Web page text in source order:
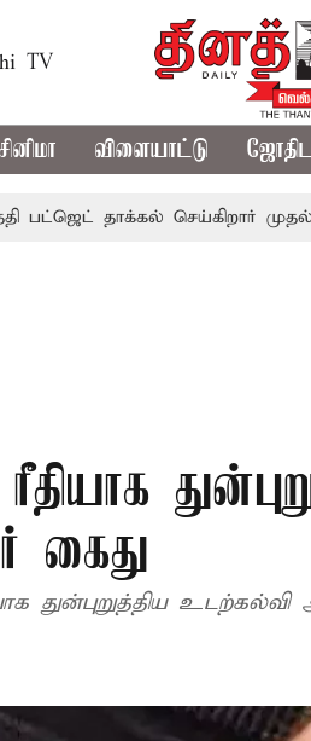
TV
சினிமா விளையாட்டு
தாக்கல் செய்கிறார் முதல்-
கைது
துன்புறுத்திய உடற்கல்வி